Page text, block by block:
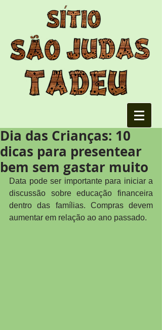
Dia das Crianças: 10
dicas para presentear
bem sem gastar muito
Data pode ser importante para iniciar a
discussão sobre educação financeira
dentro das famílias. Compras devem
aumentar em relação ao ano passado.